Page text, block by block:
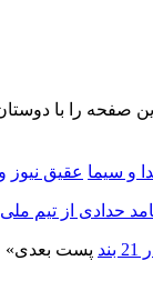
صفحه را با
و سیما عقیق نیوز
حدادی از تیم ملی
پست بعدی»